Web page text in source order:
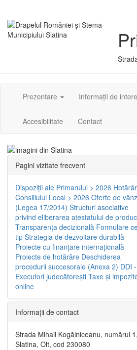
Prezentare Informații de
Accesibilitate Contact
Pagini vizitate frecvent
Dispoziţii ale Primarului > 2026
Consiliului Local > 2026 Oferte de
(Legea 17/2014) Structuri asociative
privind eliberarea atestatului de
Transparenţa decizională Formulare
tip Strategia de dezvoltare durabilă
Proiecte cu finanţare internaţională
Proiecte de hotărâre Deschiderea
procedurii succesorale (Anexa 2) DDI -
Executori judecătorești Taxe şi
online
Informaţii de contact
Strada Mihail Kogălniceanu, numărul 1,
Slatina, Olt, cod 230080